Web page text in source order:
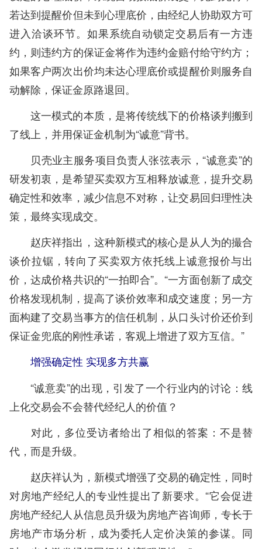
若达到提醒价但未到心理底价，由经纪人协助双方可
进入洽谈环节。如果系统自动锁定交易后有一方违
约，则违约方的保证金将作为违约金赔付给守约方；
如果客户两次出价均未达心理底价或提醒价则服务自
动解除，保证金原路退回。
这一模式的本质，是将传统线下的价格谈判搬到
了线上，并用保证金机制为“诚意”背书。
贝壳业主服务项目负责人张弦表示，“诚意卖”的
研发初衷，是希望买卖双方互相释放诚意，提升交易
确定性和效率，减少信息不对称，让交易回归理性决
策，最终实现成交。
赵庆祥指出，这种新模式的核心是从人为的撮合
谈价拉锯，转向了买卖双方依托线上诚意报价与出
价，达成价格共识的“一拍即合”。“一方面创新了成交
价格发现机制，提高了谈价效率和成交速度；另一方
面构建了交易当事方的信任机制，从口头讨价还价到
保证金兜底的刚性承诺，客观上增进了双方互信。”
增强确定性 实现多方共赢
“诚意卖”的出现，引发了一个行业内的讨论：线
上化交易会不会替代经纪人的价值？
对此，多位受访者给出了相似的答案：不是替
代，而是升级。
赵庆祥认为，新模式增强了交易的确定性，同时
对房地产经纪人的专业性提出了新要求。“它会促进
房地产经纪人从信息员升级为房地产咨询师，专长于
房地产市场分析，成为委托人定价决策的参谋。同